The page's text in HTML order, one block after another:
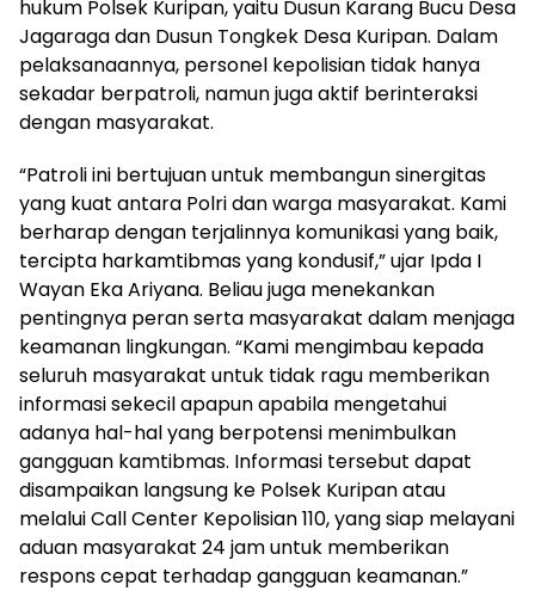
hukum Polsek Kuripan, yaitu Dusun Karang Bucu Desa
Jagaraga dan Dusun Tongkek Desa Kuripan. Dalam
pelaksanaannya, personel kepolisian tidak hanya
sekadar berpatroli, namun juga aktif berinteraksi
dengan masyarakat.
“Patroli ini bertujuan untuk membangun sinergitas
yang kuat antara Polri dan warga masyarakat. Kami
berharap dengan terjalinnya komunikasi yang baik,
tercipta harkamtibmas yang kondusif,” ujar Ipda I
Wayan Eka Ariyana. Beliau juga menekankan
pentingnya peran serta masyarakat dalam menjaga
keamanan lingkungan. “Kami mengimbau kepada
seluruh masyarakat untuk tidak ragu memberikan
informasi sekecil apapun apabila mengetahui
adanya hal-hal yang berpotensi menimbulkan
gangguan kamtibmas. Informasi tersebut dapat
disampaikan langsung ke Polsek Kuripan atau
melalui Call Center Kepolisian 110, yang siap melayani
aduan masyarakat 24 jam untuk memberikan
respons cepat terhadap gangguan keamanan.”